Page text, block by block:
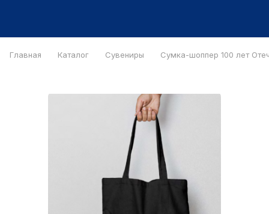
Главная Каталог Сувениры Сумка-шоппер 100 лет